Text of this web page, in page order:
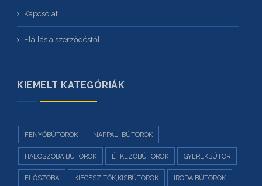
Kapcsolat
Elállás a szerződéstől
KIEMELT KATEGÓRIÁK
FENYŐBÚTOROK NAPPALI BÚTOROK
HÁLÓSZOBA BÚTOROK ÉTKEZŐBÚTOROK GYEREKBÚTOR
ELŐSZOBA KIEGÉSZÍTŐK,KISBÚTOROK IRODA BÚTOROK